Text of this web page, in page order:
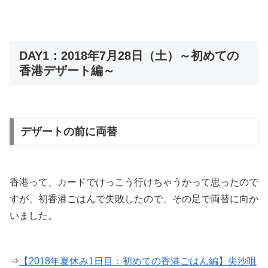
DAY1：2018年7月28日（土）～初めての
香港デザート編～
デザートの前に両替
香港って、カードでけっこう行けちゃうかって思ったので
すが、初香港ごはんで失敗したので、その足で両替に向か
いました。
⇒ 【2018年夏休み1日目：初めての香港ごはん編】尖沙咀